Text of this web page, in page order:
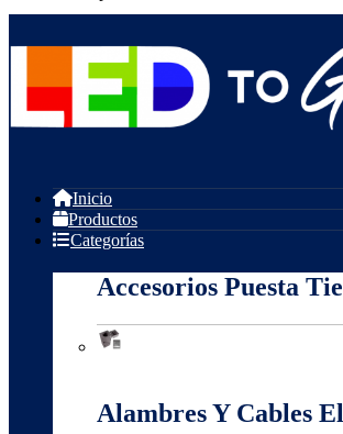
Inicio
Productos
Categorías
Accesorios Puesta
Alambres Y Cables